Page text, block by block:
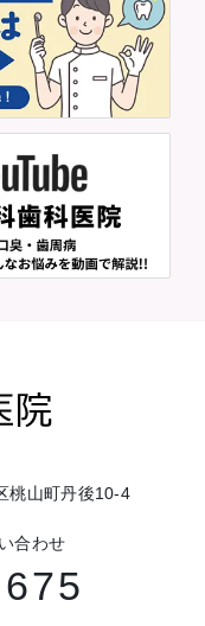
桃山町丹後10-4
合わせ